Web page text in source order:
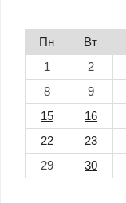
Пн
Вт
1
2
8
9
15
16
22
23
29
30